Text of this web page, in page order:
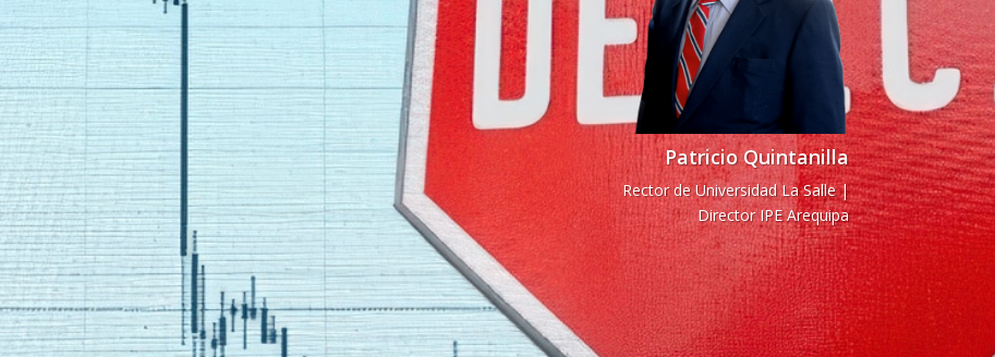
Patricio Quintanilla
Rector de Universidad La Salle |
Director IPE Arequipa